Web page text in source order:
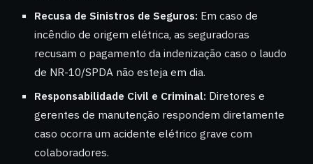
Recusa de Sinistros de Seguros: Em caso de
incêndio de origem elétrica, as seguradoras
recusam o pagamento da indenização caso o laudo
de NR-10/SPDA não esteja em dia.
Responsabilidade Civil e Criminal: Diretores e
gerentes de manutenção respondem diretamente
caso ocorra um acidente elétrico grave com
colaboradores.